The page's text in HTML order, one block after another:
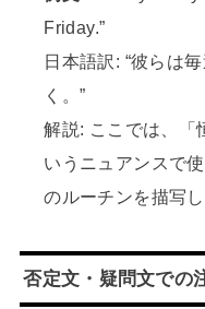
Friday.”
日本語訳: “彼らは
く。”
解説: ここでは、「
いうニュアンスで
のルーチンを描写し
否定文・疑問文での